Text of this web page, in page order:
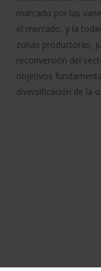
marcado por las
el mercado, y la
zonas productoras,
reconversión del
objetivos
diversificación de la